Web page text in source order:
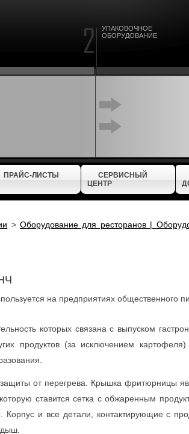
УПАКОВОЧНОЕ
ОБОРУДОВАНИЕ
ПРАЙС-ЛИСТЫ
СЕРВИСНЫЙ
ЦЕНТР
>Оборудование для ресторанов |
на предприятиях общественного
которых связана с выпуском
продуктов (за исключением
от перегрева. Крышка фритюрницы
ставится сетка с обжаренным
Корпус и все детали, контактирующие с